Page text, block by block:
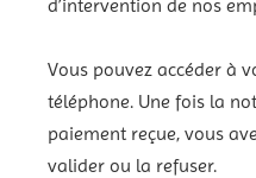
d’intervention de nos
Vous pouvez accéder à
téléphone. Une fois la
paiement reçue, vous
valider ou la refuser.